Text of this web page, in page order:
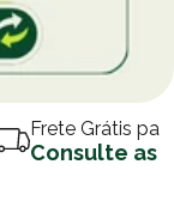
Frete Grátis
Consulte as